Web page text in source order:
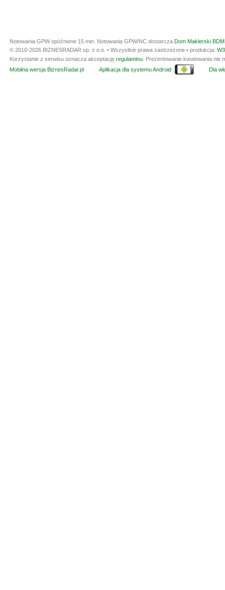
Notowania GPW opóźnione 15 min. Notowania GPW/NC dostarcza Dom Maklerski
© 2010-2026 BIZNESRADAR sp. z o.o. • Wszystkie prawa zastrzeżone • produkcja:
Korzystanie z serwisu oznacza akceptację regulaminu . Prezentowanie kwotowania
Mobilna wersja BiznesRadar.pl
Aplikacja dla systemu Android Dla